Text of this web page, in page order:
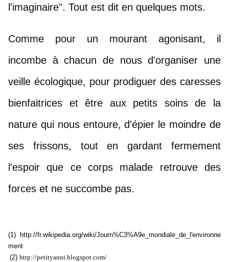
l'imaginaire". Tout est dit en quelques mots.
Comme pour un mourant agonisant, il
incombe à chacun de nous d'organiser une
veille écologique, pour prodiguer des caresses
bienfaitrices et être aux petits soins de la
nature qui nous entoure, d'épier le moindre de
ses frissons, tout en gardant fermement
l'espoir que ce corps malade retrouve des
forces et ne succombe pas.
(1)
http://fr.wikipedia.org/wiki/Journ%C3%A9e_mondiale_de_l'environne
ment
(2) http://petityanni.blogspot.com/